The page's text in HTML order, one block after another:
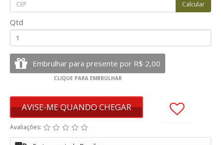
Qtd
AVISE-ME QUANDO CHEGAR
Avaliações: